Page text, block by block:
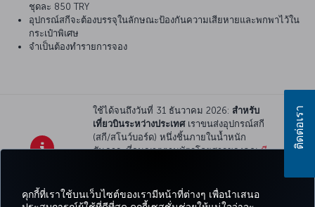
คุกกี้ที่เราใช้บนเว็บไซต์ของเรามีหน้าที่ต่างๆ เพื่อนำเสนอ
ชุดละ 850 TRY
อุปกรณ์สกีจะต้องบรรจุในลักษณะป้องกันความเสียหายและพกพาไว้ใน
กระเป๋าพิเศษ
จำเป็นต้องทำรายการจอง
ใช้ได้จนถึงวันที่ 31 ธันวาคม 2026: สำหรับ
เที่ยวบินระหว่างประเทศเราขนส่งอุปกรณ์สกี
(สกี/สโนว์บอร์ด) หนึ่งชิ้นภายในน้ำหนัก
สัมภาระที่อนุญาตตามบัตรโดยสารของคุณมี
ติดต่อเรา